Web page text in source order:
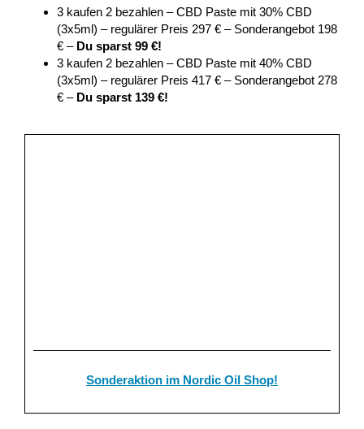
3 kaufen 2 bezahlen – CBD Paste mit 30% CBD
(3x5ml) – regulärer Preis 297 € – Sonderangebot 198
€ – Du sparst 99 €!
3 kaufen 2 bezahlen – CBD Paste mit 40% CBD
(3x5ml) – regulärer Preis 417 € – Sonderangebot 278
€ – Du sparst 139 €!
Sonderaktion im Nordic Oil Shop!